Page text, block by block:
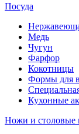
Посуда
Медь
Чугун
Фарфор
Кокотницы
Формы для
Кухонные
Ножи и столовые